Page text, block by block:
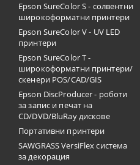
Epson SureColor S - солвентни
широкоформатни принтери
Epson SureColor V - UV LED
принтери
Epson SureColor T -
широкоформатни принтери/
скенери POS/CAD/GIS
Epson DiscProducer - роботи
за запис и печат на
CD/DVD/BluRay дискове
Портативни принтери
SAWGRASS VersiFlex система
за декорация